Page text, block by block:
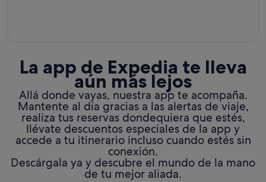
La app de Expedia te lleva
aún más lejos
Allá donde vayas, nuestra app te acompaña.
Mantente al día gracias a las alertas de viaje,
realiza tus reservas dondequiera que estés,
llévate descuentos especiales de la app y
accede a tu itinerario incluso cuando estés sin
conexión.
Descárgala ya y descubre el mundo de la mano
de tu mejor aliada.